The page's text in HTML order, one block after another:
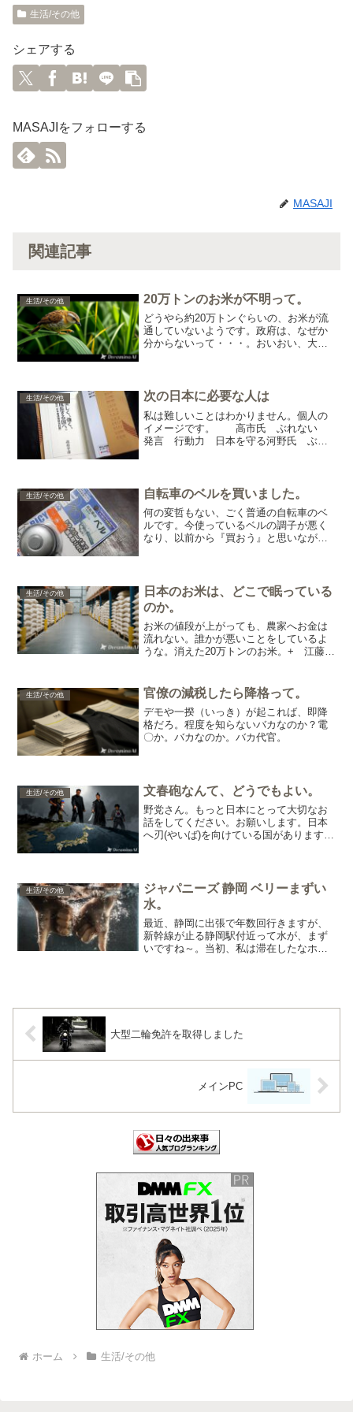
生活/その他
シェアする
MASAJIをフォローする
MASAJI
関連記事
生活/その他 20万トンのお米が不明って。
どうやら約20万トンぐらいの、お米が流
通していないようです。政府は、なぜか
分からないって・・・。おいおい、大丈
官「お主も、悪よの...
生活/その他 次の日本に必要な人は
私は難しいことはわかりません。個人の
イメージです。 高市氏 ぶれない
発言 行動力 日本を守る河野氏 ぶれ
ムスリップ 宇宙人？ 河野...
生活/その他 自転車のベルを買いました。
何の変哲もない、ごく普通の自転車のベ
ルです。今使っているベルの調子が悪く
なり、以前から『買おう』と思いながら
ショップに自転...
生活/その他
日本のお米は、どこで眠っている
のか。
お米の値段が上がっても、農家へお金は
流れない。誰かが悪いことをしているよ
うな。消えた20万トンのお米。+ 江藤大
るような。知らんけど。もしかして、日
本のお米が密かに海外...
生活/その他 官僚の減税したら降格って。
デモや一揆（いっき）が起これば、即降
格だろ。程度を知らないバカなのか？電
〇か。バカなのか。バカ代官。
生活/その他 文春砲なんて、どうでもよい。
野党さん。もっと日本にとって大切なお
話をしてください。お願いします。日本
へ刃(やいば)を向けている国があります。
ア・中国・北朝鮮・韓国...
生活/その他
ジャパニーズ 静岡 ベリーまずい
水。
最近、静岡に出張で年数回行きますが、
新幹線が止る静岡駅付近って水が、まず
いですね～。当初、私は滞在したなホテ
大型二輪免許を取得しました
メインPC
ホーム 生活/その他